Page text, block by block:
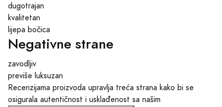
dugotrajan
kvalitetan
lijepa bočica
Negativne strane
zavodljiv
previše luksuzan
Recenzijama proizvoda upravlja treća strana kako bi se
osigurala autentičnost i usklađenost sa našim